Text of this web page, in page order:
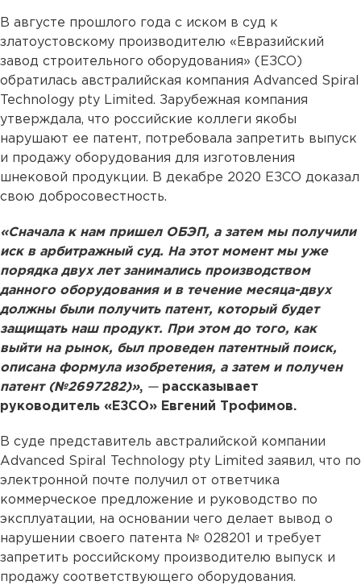
В августе прошлого года с иском в суд к
златоустовскому производителю «Евразийский
завод строительного оборудования» (ЕЗСО)
обратилась австралийская компания Advanced Spiral
Technology pty Limited. Зарубежная компания
утверждала, что российские коллеги якобы
нарушают ее патент, потребовала запретить выпуск
и продажу оборудования для изготовления
шнековой продукции. В декабре 2020 ЕЗСО доказал
свою добросовестность.
«Сначала к нам пришел ОБЭП, а затем мы получили
иск в арбитражный суд. На этот момент мы уже
порядка двух лет занимались производством
данного оборудования и в течение месяца-двух
должны были получить патент, который будет
защищать наш продукт. При этом до того, как
выйти на рынок, был проведен патентный поиск,
описана формула изобретения, а затем и получен
патент (№2697282)», —рассказывает
руководитель «ЕЗСО» Евгений Трофимов.
В суде представитель австралийской компании
Advanced Spiral Technology pty Limited заявил, что по
электронной почте получил от ответчика
коммерческое предложение и руководство по
эксплуатации, на основании чего делает вывод о
нарушении своего патента № 028201 и требует
запретить российскому производителю выпуск и
продажу соответствующего оборудования.